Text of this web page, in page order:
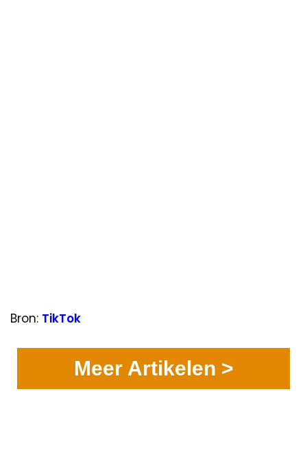
Bron: TikTok
Meer Artikelen >